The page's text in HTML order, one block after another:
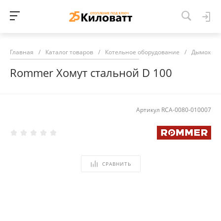
Главная / Каталог товаров / Котельное оборудование /
Rommer Хомут стальной D 100
Артикул RCA-0080-010007
СРАВНИТЬ